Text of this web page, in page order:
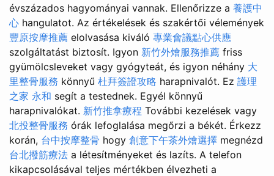
évszázados hagyományai vannak. Ellenőrizze a 養護中
心 hangulatot. Az értékelések és szakértői vélemények
豐原按摩推薦 elolvasása kiváló 專業會議點心供應
szolgáltatást biztosít. Igyon 新竹外燴服務推薦 friss
gyümölcsleveket vagy gyógyteát, és igyon néhány 大
里整骨服務 könnyű 杜拜簽證攻略 harapnivalót. Ez 護理
之家 永和 segít a testednek. Egyél könnyű
harapnivalókat. 新竹推拿療程 További kezelések vagy
北投整骨服務 órák lefoglalása megőrzi a békét. Érkezz
korán, 台中按摩整骨 hogy 創意下午茶外燴選擇 megnézd
台北撥筋療法 a létesítményeket és lazíts. A telefon
kikapcsolásával teljes mértékben élvezheti a